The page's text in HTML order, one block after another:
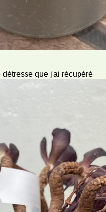
détresse que j'ai récupéré